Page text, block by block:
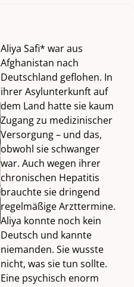
Aliya Safi* war aus
Afghanistan nach
Deutschland geflohen. In
ihrer Asylunterkunft auf
dem Land hatte sie kaum
Zugang zu medizinischer
Versorgung – und das,
obwohl sie schwanger
war. Auch wegen ihrer
chronischen Hepatitis
brauchte sie dringend
regelmäßige Arzttermine.
Aliya konnte noch kein
Deutsch und kannte
niemanden. Sie wusste
nicht, was sie tun sollte.
Eine psychisch enorm